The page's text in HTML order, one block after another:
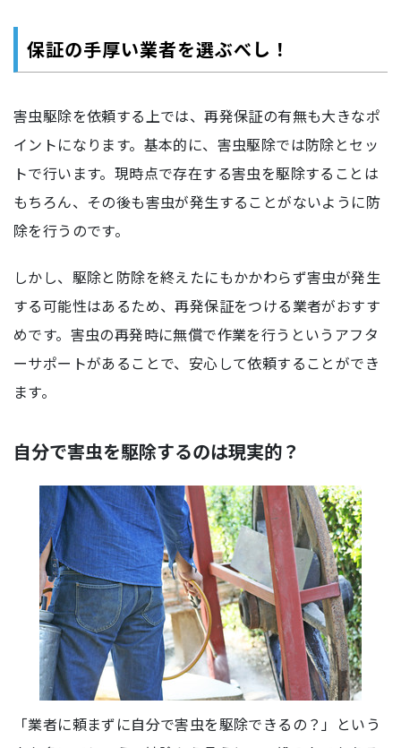
保証の手厚い業者を選ぶべし！
害虫駆除を依頼する上では、再発保証の有無も大きなポ
イントになります。基本的に、害虫駆除では防除とセッ
トで行います。現時点で存在する害虫を駆除することは
もちろん、その後も害虫が発生することがないように防
除を行うのです。
しかし、駆除と防除を終えたにもかかわらず害虫が発生
する可能性はあるため、再発保証をつける業者がおすす
めです。害虫の再発時に無償で作業を行うというアフタ
ーサポートがあることで、安心して依頼することができ
ます。
自分で害虫を駆除するのは現実的？
「業者に頼まずに自分で害虫を駆除できるの？」という